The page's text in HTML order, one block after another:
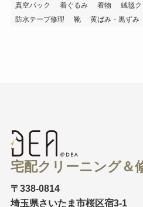
真空パック
着ぐるみ 着物 絨毯
防水テープ修理
靴 黄ばみ・黒ずみ
宅配クリーニング＆
〒338-0814
埼玉県さいたま市桜区宿3-1